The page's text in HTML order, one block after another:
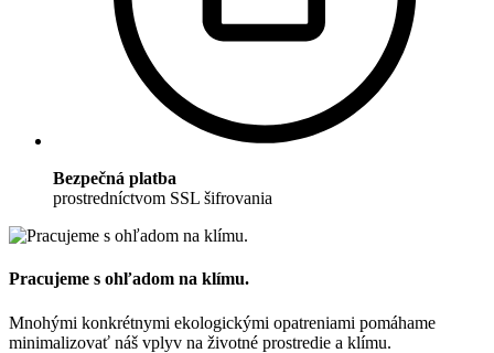
Bezpečná platba
prostredníctvom SSL šifrovania
Pracujeme s ohľadom na klímu.
Mnohými konkrétnymi ekologickými opatreniami pomáhame
minimalizovať náš vplyv na životné prostredie a klímu.